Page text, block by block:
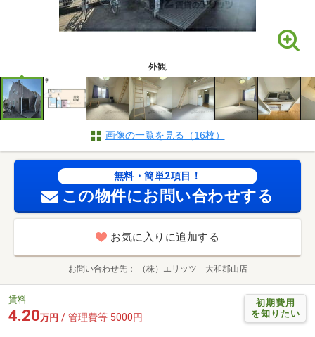
外観
画像の一覧を見る（16枚）
無料・簡単2項目！
この物件にお問い合わせする
お気に入りに追加する
お問い合わせ先 （株）エリッツ 大和郡山店
初期費用
を知りたい
賃料
4.20万円 / 管理費等 5000円